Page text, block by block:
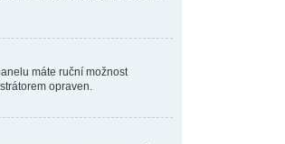
máte ruční možnost
opraven.